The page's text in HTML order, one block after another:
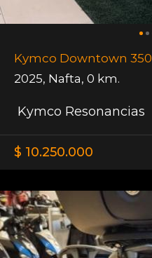
Kymco Downtown 350
2025, Nafta, 0 km.
Kymco Resonancias
$ 10.250.000